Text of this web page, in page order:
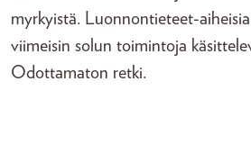
myrkyistä. Luonnontieteet-
viimeisin solun toimintoja
Odottamaton retki.